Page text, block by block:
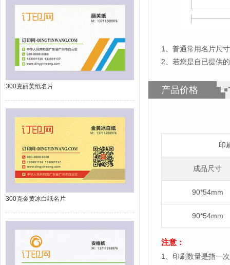
300克丽芙纸名片
300克金黄冰白纸名片
1
普通常用名片尺
2、若您是自已提供
产品价格
印
成品尺寸
90*54mm
90*54mm
注意：
1、印刷数量是指一